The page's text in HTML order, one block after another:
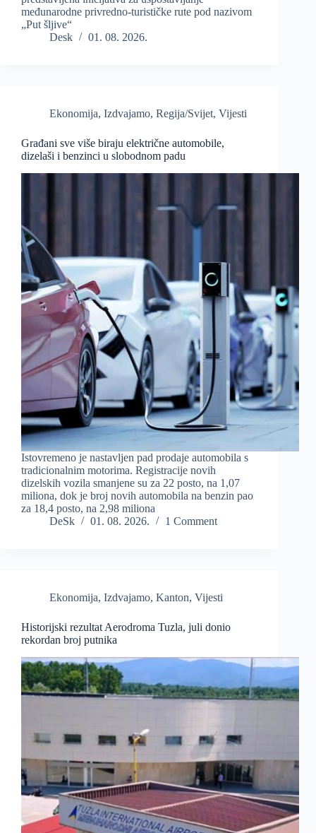
međunarodne privredno-turističke rute pod nazivom
„Put šljive“
Desk
01. 08. 2026.
Ekonomija, Izdvajamo, Regija/Svijet, Vijesti
Građani sve više biraju električne automobile,
dizelaši i benzinci u slobodnom padu
Istovremeno je nastavljen pad prodaje automobila s
tradicionalnim motorima. Registracije novih
dizelskih vozila smanjene su za 22 posto, na 1,07
miliona, dok je broj novih automobila na benzin pao
za 18,4 posto, na 2,98 miliona
DeSk
01. 08. 2026. 1 Comment
Ekonomija, Izdvajamo, Kanton, Vijesti
Historijski rezultat Aerodroma Tuzla, juli donio
rekordan broj putnika